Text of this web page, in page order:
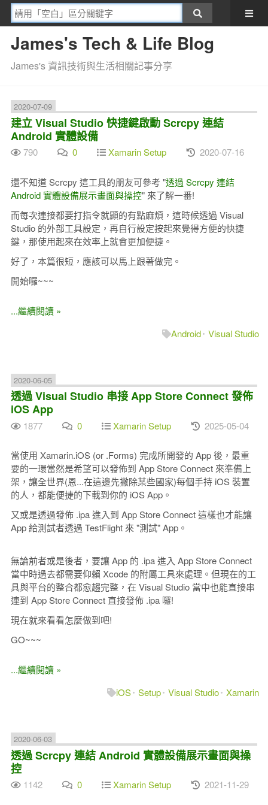
James's Tech & Life Blog
James's 資訊技術與生活相關記事分享
2020-07-09
建立 Visual Studio 快捷鍵啟動 Scrcpy 連結
Android 實體設備
790 0 Xamarin Setup 2020-07-16
還不知道 Scrcpy 這工具的朋友可參考 "透過 Scrcpy 連結
Android 實體設備展示畫面與操控" 來了解一番!
而每次連接都要打指令就顯的有點麻煩，這時候透過 Visual
Studio 的外部工具設定，再自行設定按起來覺得方便的快捷
鍵，那使用起來在效率上就會更加便捷。
好了，本篇很短，應該可以馬上跟著做完。
開始囉~~~
...繼續閱讀 »
Android Visual Studio
2020-06-05
透過 Visual Studio 串接 App Store Connect 發佈
iOS App
1877 0 Xamarin Setup 2025-05-04
當使用 Xamarin.iOS (or .Forms) 完成所開發的 App 後，最重
要的一環當然是希望可以發佈到 App Store Connect 來準備上
架，讓全世界(恩...在這邊先撇除某些國家)每個手持 iOS 裝置
的人，都能便捷的下載到你的 iOS App。
又或是透過發佈 .ipa 進入到 App Store Connect 這樣也才能讓
App 給測試者透過 TestFlight 來 "測試" App。
無論前者或是後者，要讓 App 的 .ipa 進入 App Store Connect
當中時過去都需要仰賴 Xcode 的附屬工具來處理。但現在的工
具與平台的整合都愈趨完整，在 Visual Studio 當中也能直接串
連到 App Store Connect 直接發佈 .ipa 囉!
現在就來看看怎麼做到吧!
GO~~~
...繼續閱讀 »
iOS Setup Visual Studio Xamarin
2020-06-03
透過 Scrcpy 連結 Android 實體設備展示畫面與操
控
1142 0 Xamarin Setup 2021-11-29